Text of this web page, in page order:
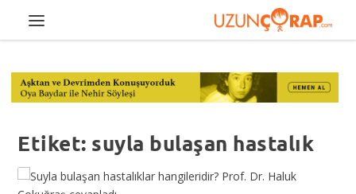
Etiket: suyla bulaşan hastalık